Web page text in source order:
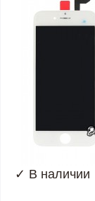
✓ В наличии